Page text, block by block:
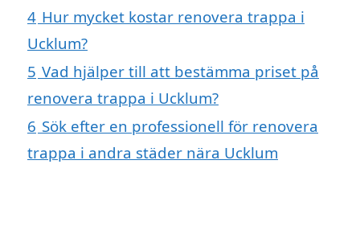
4 Hur mycket kostar renovera trappa i
Ucklum?
5 Vad hjälper till att bestämma priset på
renovera trappa i Ucklum?
6 Sök efter en professionell för renovera
trappa i andra städer nära Ucklum